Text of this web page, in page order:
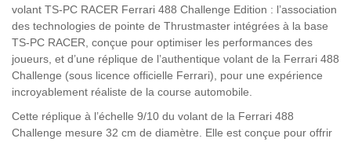
volant TS-PC RACER Ferrari 488 Challenge Edition : l’association
des technologies de pointe de Thrustmaster intégrées à la base
TS-PC RACER, conçue pour optimiser les performances des
joueurs, et d’une réplique de l’authentique volant de la Ferrari 488
Challenge (sous licence officielle Ferrari), pour une expérience
incroyablement réaliste de la course automobile.
Cette réplique à l’échelle 9/10 du volant de la Ferrari 488
Challenge mesure 32 cm de diamètre. Elle est conçue pour offrir